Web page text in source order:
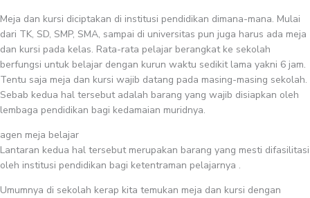
Meja dan kursi diciptakan di institusi pendidikan dimana-mana. Mulai
dari TK, SD, SMP, SMA, sampai di universitas pun juga harus ada meja
dan kursi pada kelas. Rata-rata pelajar berangkat ke sekolah
berfungsi untuk belajar dengan kurun waktu sedikit lama yakni 6 jam.
Tentu saja meja dan kursi wajib datang pada masing-masing sekolah.
Sebab kedua hal tersebut adalah barang yang wajib disiapkan oleh
lembaga pendidikan bagi kedamaian muridnya.
agen meja belajar
Lantaran kedua hal tersebut merupakan barang yang mesti difasilitasi
oleh institusi pendidikan bagi ketentraman pelajarnya .
Umumnya di sekolah kerap kita temukan meja dan kursi dengan